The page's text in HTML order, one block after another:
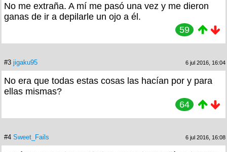
No me extraña. A mí me pasó una vez y me dieron
ganas de ir a depilarle un ojo a él.
59
#3 jigaku95 6 jul 2016, 16:04
No era que todas estas cosas las hacían por y para
ellas mismas?
64
#4 Sweet_Fails 6 jul 2016, 16:08